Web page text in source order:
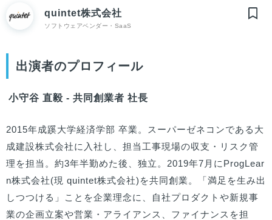
quintet株式会社
ソフトウェアベンダー・SaaS
出演者のプロフィール
小守谷 直毅 - 共同創業者 社長
2015年成蹊大学経済学部 卒業。スーパーゼネコンである大
成建設株式会社に入社し、担当工事現場の収支・リスク管
理を担当。約3年半勤めた後、独立。2019年7月にProgLear
n株式会社(現 quintet株式会社)を共同創業。「満足を生み出
しつつける」ことを企業理念に、自社プロダクトや新規事
業の企画立案や営業・アライアンス、ファイナンスを担